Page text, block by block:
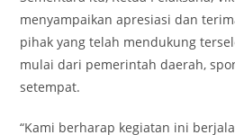
menyampaikan apresiasi dan
pihak yang telah mendukung
mulai dari pemerintah daerah,
setempat.
“Kami berharap kegiatan ini